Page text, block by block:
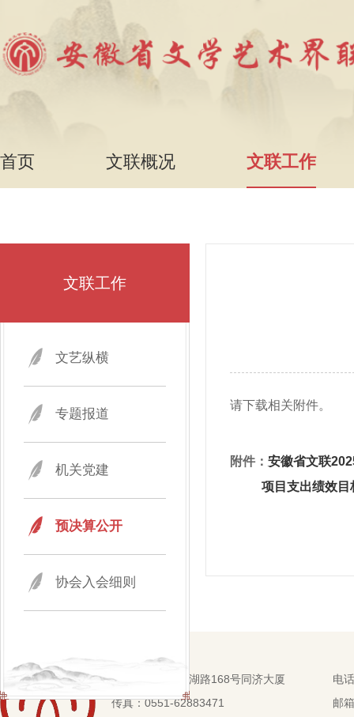
首页 文联概况 文联工作
文联工作
文艺纵横
专题报道
机关党建
预决算公开
协会入会细则
请下载相关附件。
附件： 安徽省文联
项目支出绩效目
地址：合肥市芜湖路168号同济大厦
电
传真：0551-62883471
邮